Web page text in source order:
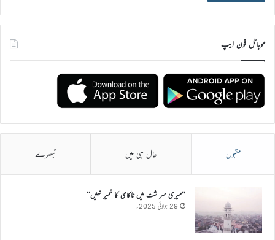
موبائل فون ایپ
مقبول حال ہی میں تبصرے
’’میری سر شت میں ناکامی کا خمیر نہیں‘‘
29 جولائی 2025ء